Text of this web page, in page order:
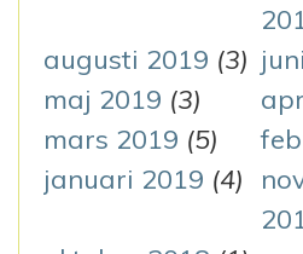
augusti 2019 (3)
maj 2019 (3)
mars 2019 (5)
januari 2019 (4)